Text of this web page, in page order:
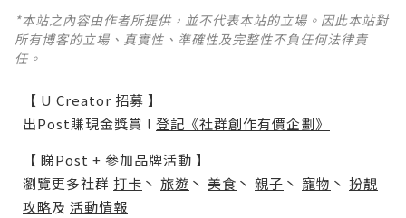
*本站之內容由作者所提供，並不代表本站的立場。因此本站對
所有博客的立場、真實性、準確性及完整性不負任何法律責
任。
【 U Creator 招募 】
出Post賺現金獎賞 l 登記《社群創作有價企劃》
【 睇Post + 參加品牌活動 】
瀏覽更多社群 打卡 丶 旅遊 丶 美食 丶 親子 丶 寵物 丶 扮靚
攻略及 活動情報